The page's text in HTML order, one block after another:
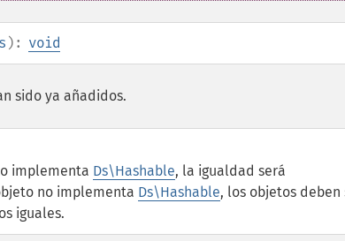
): void
sido ya añadidos.
implementa Ds\Hashable, la igualdad será
no implementa Ds\Hashable, los objetos deben
iguales.